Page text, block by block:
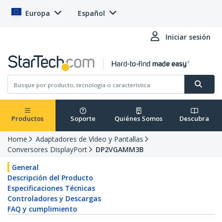
Europa Español
Iniciar sesión
Productos Soporte Quiénes Somos Descubra
Home
Adaptadores de Vídeo y Pantallas
Conversores DisplayPort
DP2VGAMM3B
General
Descripción del Producto
Especificaciones Técnicas
Controladores y Descargas
FAQ y cumplimiento